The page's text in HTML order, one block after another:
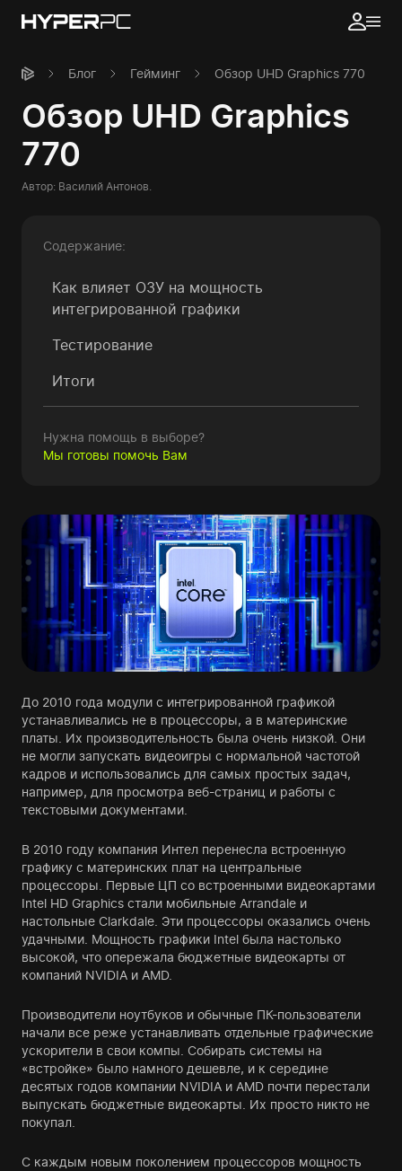
Блог Гейминг Обзор UHD Graphics 770
Обзор UHD Graphics
770
Автор: Василий Антонов.
Содержание:
Как влияет ОЗУ на мощность
интегрированной графики
Тестирование
Итоги
Нужна помощь в выборе?
Мы готовы помочь Вам
До 2010 года модули с интегрированной графикой
устанавливались не в процессоры, а в материнские
платы. Их производительность была очень низкой. Они
не могли запускать видеоигры с нормальной частотой
кадров и использовались для самых простых задач,
например, для просмотра веб-страниц и работы с
текстовыми документами.
В 2010 году компания Интел перенесла встроенную
графику с материнских плат на центральные
процессоры. Первые ЦП со встроенными видеокартами
Intel HD Graphics стали мобильные Arrandale и
настольные Clarkdale. Эти процессоры оказались очень
удачными. Мощность графики Intel была настолько
высокой, что опережала бюджетные видеокарты от
компаний NVIDIA и AMD.
Производители ноутбуков и обычные ПК-пользователи
начали все реже устанавливать отдельные графические
ускорители в свои компы. Собирать системы на
«встройке» было намного дешевле, и к середине
десятых годов компании NVIDIA и AMD почти перестали
выпускать бюджетные видеокарты. Их просто никто не
покупал.
С каждым новым поколением процессоров мощность